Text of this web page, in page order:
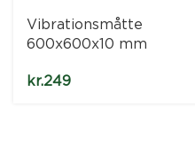
Vibrationsmåtte
600x600x10 mm
kr.249